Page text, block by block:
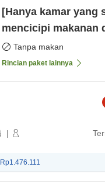
[Hanya kamar yang
mencicipi makanan
dengan bahan khas
Tanpa makan
Rincian paket lainnya
|
Rp1.476.111